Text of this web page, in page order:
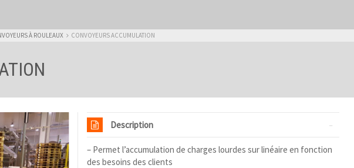
À ROULEAUX CONVOYEURS ACCUMULATION
Description
– Permet l’accumulation de charges lourdes sur linéaire en fonction
des besoins des clients